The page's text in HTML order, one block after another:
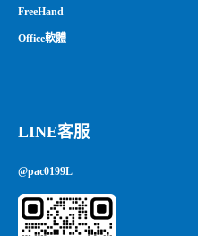
FreeHand
Office軟體
LINE客服
@pac0199L